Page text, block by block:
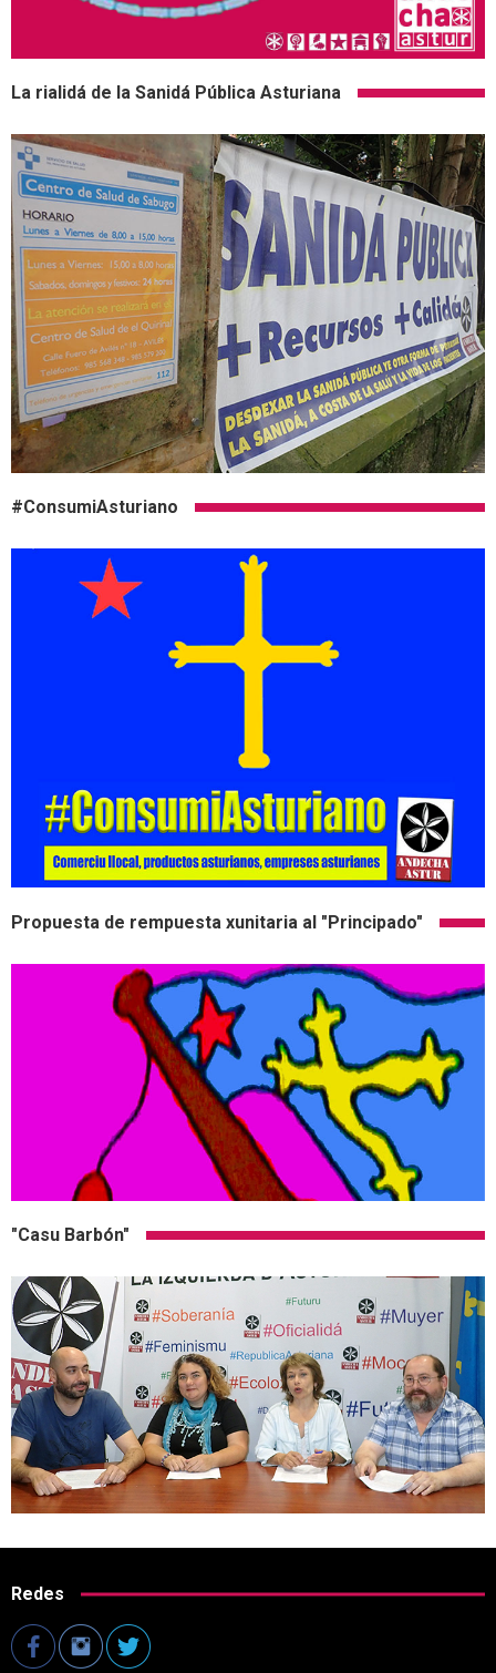
La rialidá de la Sanidá Pública Asturiana
#ConsumiAsturiano
Propuesta de rempuesta xunitaria al "Principado"
"Casu Barbón"
Redes